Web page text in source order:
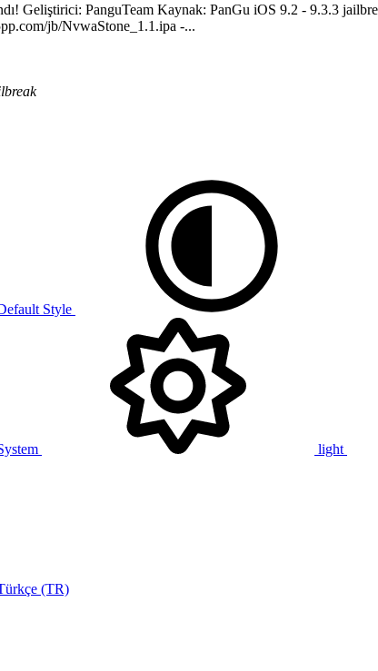
Geliştirici: PanguTeam Kaynak: PanGu iOS 9.2 - 9.3.3
jb/NvwaStone_1.1.ipa -...
Style
light
(TR)